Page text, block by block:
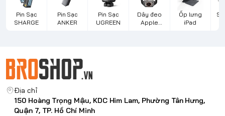
Pin Sạc
SHARGE
Pin Sạc
ANKER
Pin Sạc
UGREEN
Dây đeo
Apple
Ốp lưng
iPad
Địa chỉ
150 Hoàng Trọng Mậu, KDC Him Lam, Phường Tân Hưng,
Quận 7, TP. Hồ Chí Minh